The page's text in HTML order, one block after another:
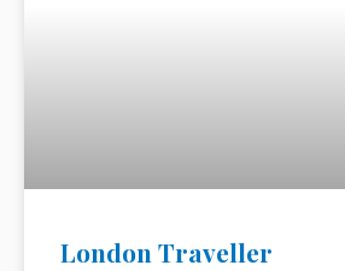
London Traveller